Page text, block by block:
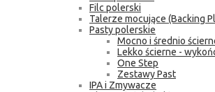
Filc polerski
Talerze mocujące (Backing
Pasty polerskie
Mocno i średnio
Lekko ścierne -
One Step
Zestawy Past
IPA i Zmywacze